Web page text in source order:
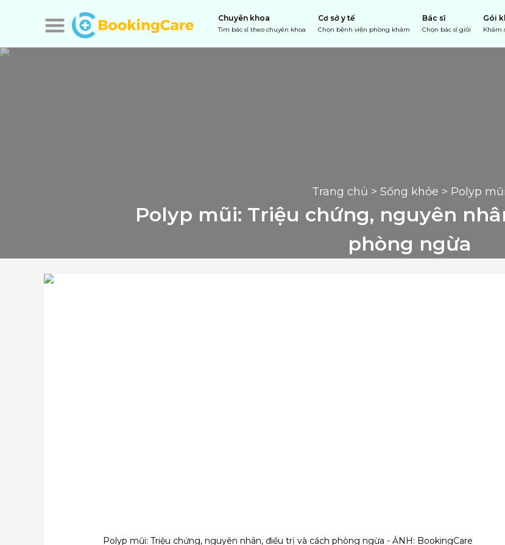
Chuyên khoa
Tìm bác sĩ theo chuyên khoa
Cơ sở y tế
Chọn bệnh viện phòng khám
Bác sĩ
Chọn bác sĩ giỏi
Gói
Khám
Trang chủ > Sống khỏe > Polyp mũi
Polyp mũi: Triệu chứng, nguyên
phòng ngừa
Polyp mũi: Triệu chứng, nguyên nhân, điều trị và cách phòng ngừa - ẢNH: BookingCare